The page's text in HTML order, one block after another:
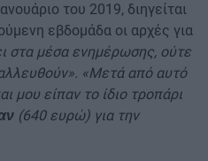
του 2019, διηγείται
εβδομάδα οι αρχές για
στα μέσα ενημέρωσης, ούτε
«Μετά από αυτό
μου είπαν το ίδιο τροπάρι
(640 ευρώ) για την